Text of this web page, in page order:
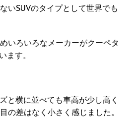
いSUVのタイプとして世界でも
いろいろなメーカーがクーペタ
ます。
と横に並べても車高が少し高く
の差はなく小さく感じました。